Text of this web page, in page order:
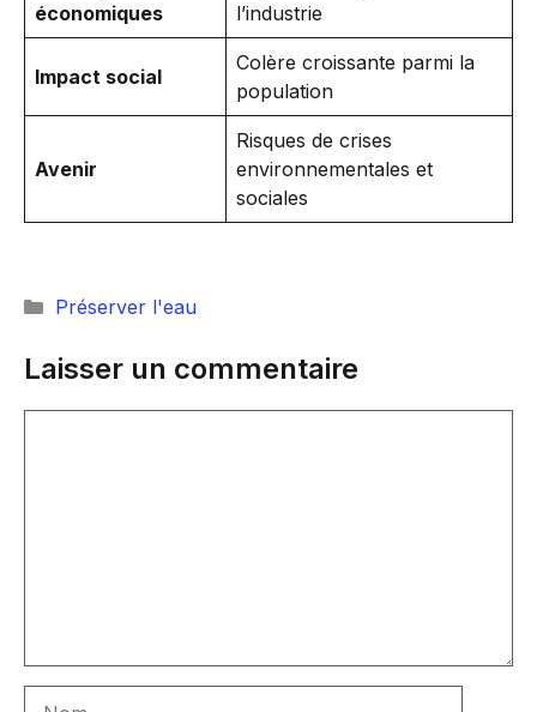
économiques
l’industrie
Impact social
Colère croissante parmi la
population
Avenir
Risques de crises
environnementales et
sociales
Catégories
Préserver l'eau
Laisser un commentaire